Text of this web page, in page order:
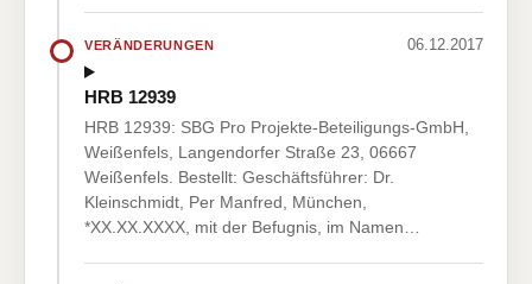
VERÄNDERUNGEN 06.12.2017
HRB 12939
HRB 12939: SBG Pro Projekte-Beteiligungs-GmbH,
Weißenfels, Langendorfer Straße 23, 06667
Weißenfels. Bestellt: Geschäftsführer: Dr.
Kleinschmidt, Per Manfred, München,
*XX.XX.XXXX, mit der Befugnis, im Namen…